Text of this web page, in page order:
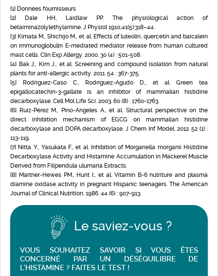
[1] Données fournisseurs
[2] Dale HH, Laidlaw PP. The physiological action of
betaiminazolylethylamine. J Physiol 1910;41(5):318–44.
[3] Kimata M., Shichijo M., et al. Effects of luteolin, quercetin and baicalein
on immunoglobulin E-mediated mediator release from human cultured
mast cells. Clin Exp Allergy. 2000. 30 (4) : 501-508.
[4] Bak J., Kim J., et al. Screening and compound isolation from natural
plants for anti-allergic activity. 2011. 54 : 367-375.
[5] Rodriguez-Caso C., Rodriguez-Agudo D., et al. Green tea
epigallocatechin-3-gallate is an inhibitor of mammalian histidine
decarboxylase. Cell Mol Life Sci. 2003. 60 (8) : 1760-1763.
[6] Ruiz-Pérez M., Pino-Angeles A., et al. Structural perspective on the
direct inhibition mechanism of EGCG on mammalian histidine
decarboxylase and DOPA decarboxylase. J Chem Inf Model. 2012. 52 (1) :
113-119.
[7] Nitta Y., Yasukata F., et al. Inhibition of Morganella morganii Histidine
Decarboxylase Activity and Histamine Accumulation in Mackerel Muscle
Derived from Filipendula ulumaria Extracts.
[8] Martner-Hewes PM., Hunt I., et al. Vitamin B-6 nutriture and plasma
diamine oxidase activity in pregnant Hispanic teenagers. The American
Journal of Clinical Nutrition. 1986. 44 (6) : 907-913.
Le saviez-vous ?
VOUS SOUHAITEZ SAVOIR SI VOUS ÊTES
CONCERNÉ PAR UN DÉSÉQUILIBRE DE
L'HISTAMINE ? FAITES LE TEST !